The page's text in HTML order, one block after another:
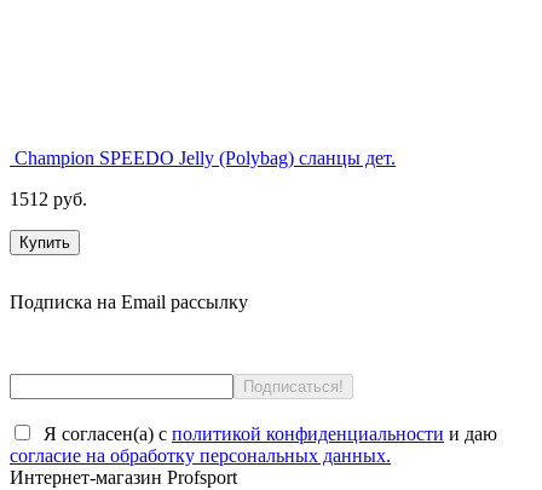
Champion SPEEDO Jelly (Polybag) сланцы дет.
1512 руб.
Купить
Подписка на Email рассылку
Я согласен(a) с политикой конфиденциальности и даю
согласие на обработку персональных данных.
Интернет-магазин Profsport